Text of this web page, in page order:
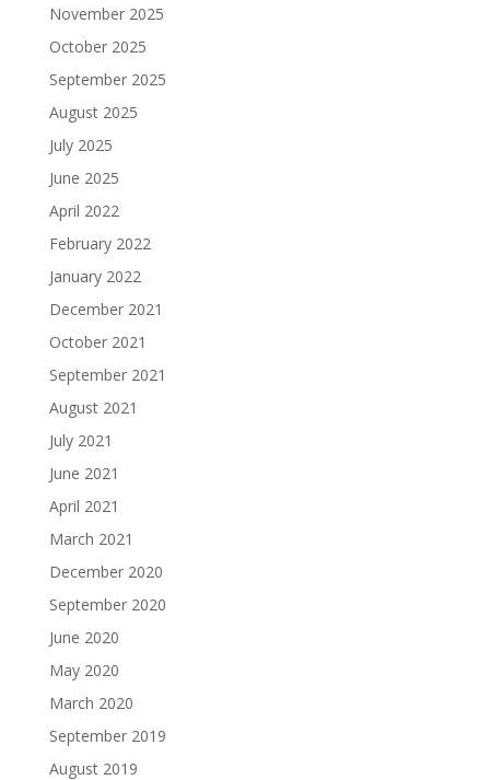
November 2025
October 2025
September 2025
August 2025
July 2025
June 2025
April 2022
February 2022
January 2022
December 2021
October 2021
September 2021
August 2021
July 2021
June 2021
April 2021
March 2021
December 2020
September 2020
June 2020
May 2020
March 2020
September 2019
August 2019